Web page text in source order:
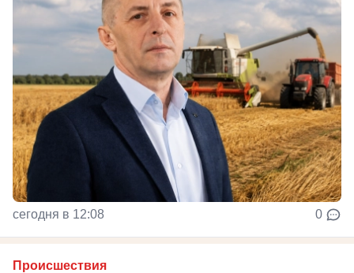
сегодня в 12:08 0
Происшествия